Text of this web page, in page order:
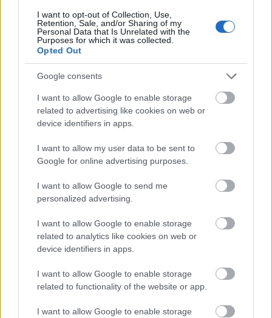
I want to opt-out of Collection, Use,
Retention, Sale, and/or Sharing of my
Personal Data that Is Unrelated with the
Purposes for which it was collected.
Opted Out
Google consents
I want to allow Google to enable storage
related to advertising like cookies on web or
device identifiers in apps.
I want to allow my user data to be sent to
Google for online advertising purposes.
I want to allow Google to send me
personalized advertising.
I want to allow Google to enable storage
related to analytics like cookies on web or
device identifiers in apps.
I want to allow Google to enable storage
related to functionality of the website or app.
I want to allow Google to enable storage
Az Európai Unió Föld-megfigyelési programja, a
Kopernikuszadatai szerint 2024 volt az emberiség
történetének legmelegebb mért éve. Ráadásul ez ...
Ismét az aszályok nyara jön?